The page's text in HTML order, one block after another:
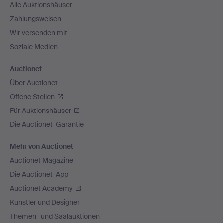
Alle Auktionshäuser
Zahlungsweisen
Wir versenden mit
Soziale Medien
Auctionet
Über Auctionet
Offene Stellen
Für Auktionshäuser
Die Auctionet-Garantie
Mehr von Auctionet
Auctionet Magazine
Die Auctionet-App
Auctionet Academy
Künstler und Designer
Themen- und Saalauktionen